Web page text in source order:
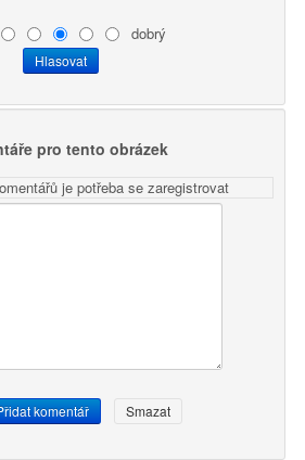
dobrý
pro tento obrázek
je potřeba se zaregistrovat